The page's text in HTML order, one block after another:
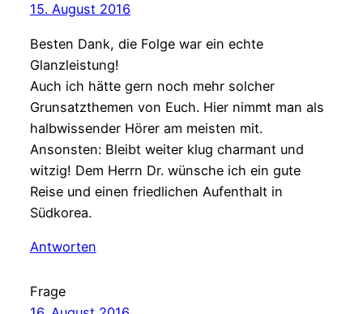
15. August 2016
Besten Dank, die Folge war ein echte
Glanzleistung!
Auch ich hätte gern noch mehr solcher
Grunsatzthemen von Euch. Hier nimmt man als
halbwissender Hörer am meisten mit.
Ansonsten: Bleibt weiter klug charmant und
witzig! Dem Herrn Dr. wünsche ich ein gute
Reise und einen friedlichen Aufenthalt in
Südkorea.
Antworten
Frage